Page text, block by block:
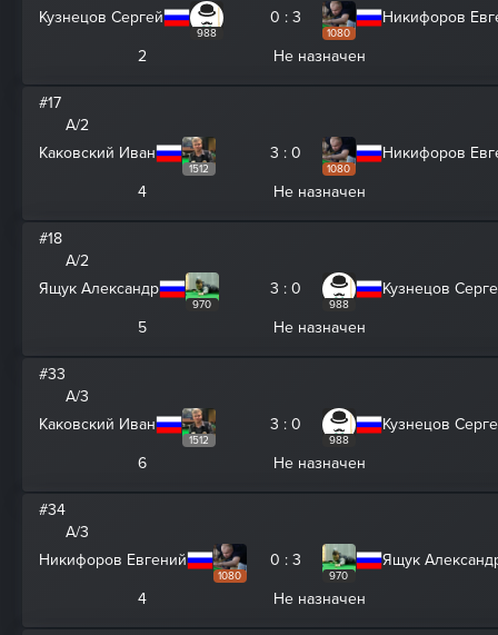
Кузнецов Сергей
988
0 : 3
1080
Никифоров
2 Не назначен
#17
A/2
Каковский Иван
1512
3 : 0
1080
Никифоров
4 Не назначен
#18
A/2
Ящук Александр
970
3 : 0
988
Кузнецов
5 Не назначен
#33
A/3
Каковский Иван
1512
3 : 0
988
Кузнецов
6 Не назначен
#34
A/3
Никифоров Евгений
1080
0 : 3
970
Ящук
4 Не назначен